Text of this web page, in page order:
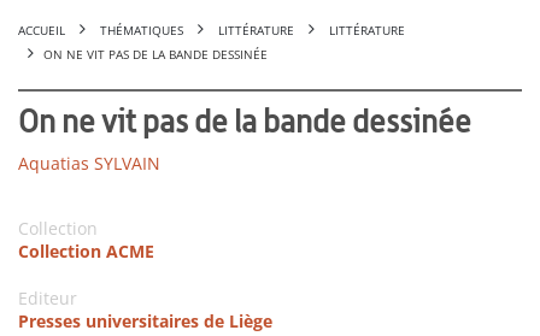
ACCUEIL THÉMATIQUES LITTÉRATURE
LITTÉRATURE
ON NE VIT PAS DE LA BANDE DESSINÉE
On ne vit pas de la bande dessinée
Aquatias SYLVAIN
Collection
Collection ACME
Editeur
Presses universitaires de Liège